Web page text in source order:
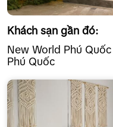
Khách sạn gần đó:
New World Phú
Phú Quốc